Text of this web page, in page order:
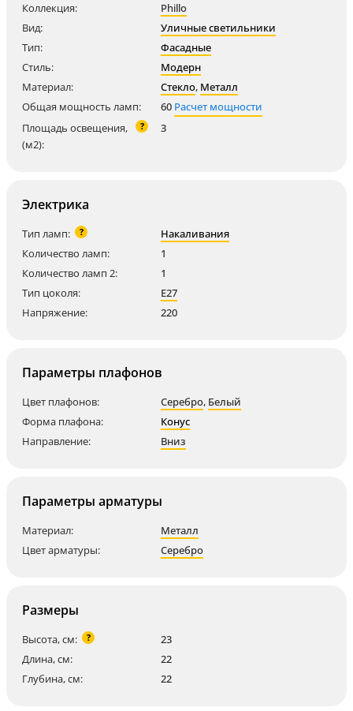
Коллекция:
Phillo
Вид:
Уличные светильники
Тип:
Фасадные
Стиль:
Модерн
Материал:
Стекло, Металл
Общая мощность ламп:
60 Расчет мощности
Площадь освещения,
(м2):
? 3
Электрика
Тип ламп: ?
Накаливания
Количество ламп:
1
Количество ламп 2:
1
Тип цоколя:
E27
Напряжение:
220
Параметры плафонов
Цвет плафонов: Серебро, Белый
Форма плафона:
Конус
Направление:
Вниз
Параметры арматуры
Материал:
Металл
Цвет арматуры:
Серебро
Размеры
Высота, см: ?
23
Длина, см:
22
Глубина, см:
22